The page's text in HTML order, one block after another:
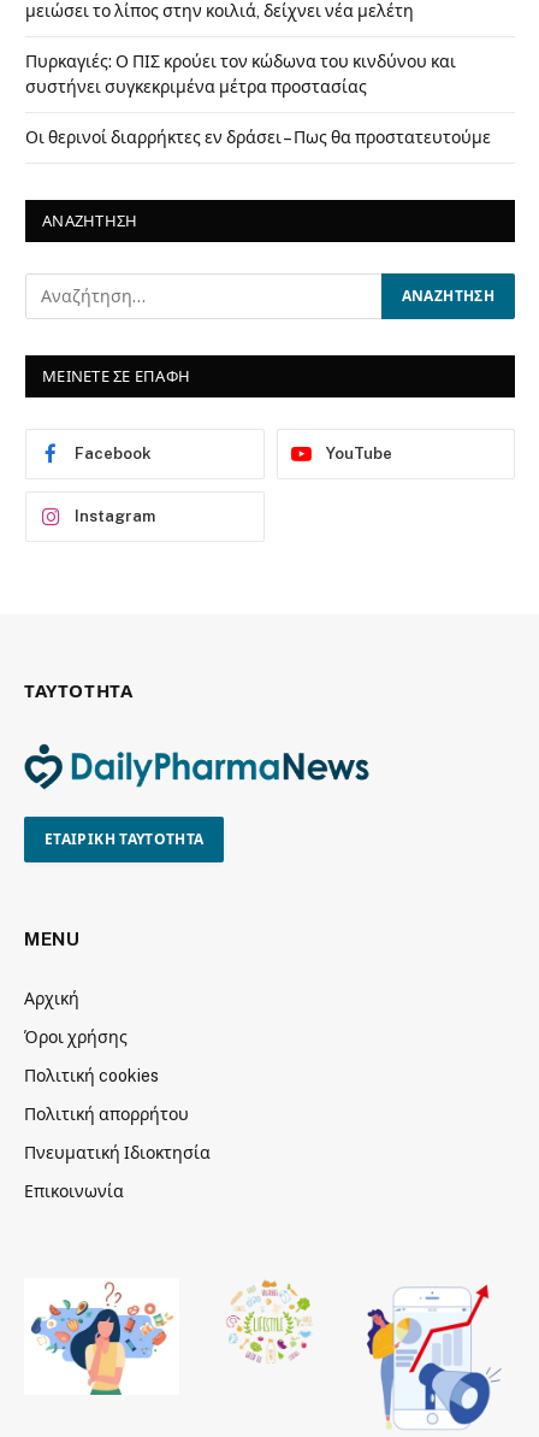
μειώσει το λίπος στην κοιλιά, δείχνει νέα μελέτη
Πυρκαγιές: Ο ΠΙΣ κρούει τον κώδωνα του κινδύνου και
συστήνει συγκεκριμένα μέτρα προστασίας
Οι θερινοί διαρρήκτες εν δράσει – Πως θα προστατευτούμε
ΑΝΑΖΗΤΗΣΗ
ΜΕΙΝΕΤΕ ΣΕ ΕΠΑΦΗ
Facebook YouTube
Instagram
ΤΑΥΤΟΤΗΤΑ
ΕΤΑΙΡΙΚΗ ΤΑΥΤΟΤΗΤΑ
MENU
Αρχική
Όροι χρήσης
Πολιτική cookies
Πολιτική απορρήτου
Πνευματική Ιδιοκτησία
Επικοινωνία